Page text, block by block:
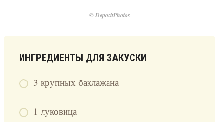
© DepositPhotos
ИНГРЕДИЕНТЫ ДЛЯ ЗАКУСКИ
3 крупных баклажана
1 луковица